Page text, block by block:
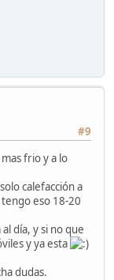
#9
frio y a lo
calefacción a
eso 18-20
día, y si no que
y ya esta
dudas.